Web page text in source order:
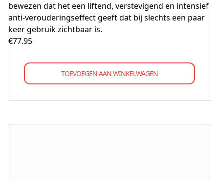
bewezen dat het een liftend, verstevigend en intensief
anti-verouderingseffect geeft dat bij slechts een paar
keer gebruik zichtbaar is.
€77.95
TOEVOEGEN AAN WINKELWAGEN